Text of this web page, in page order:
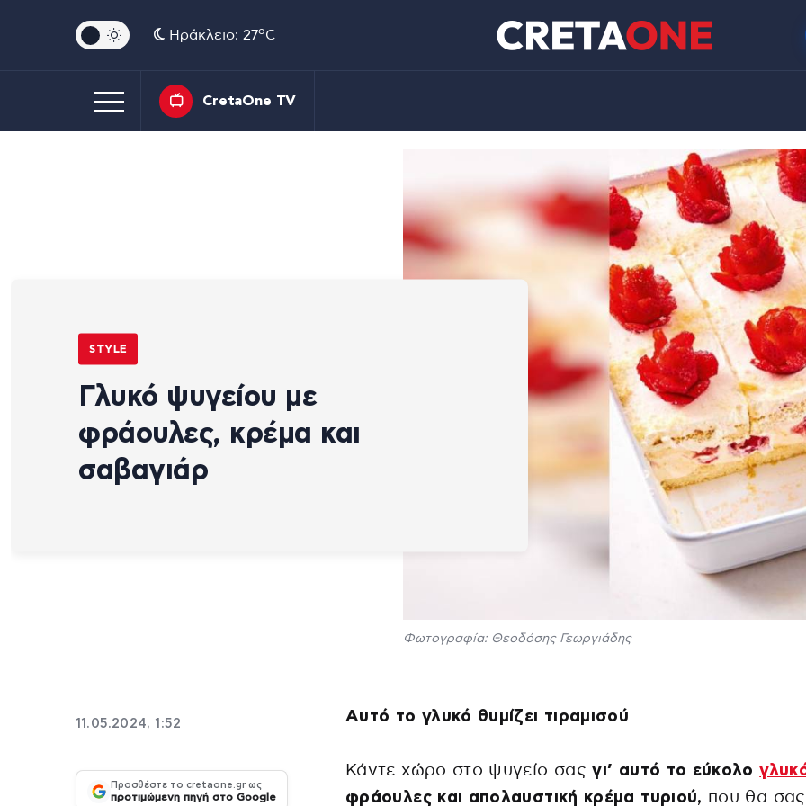
Ηράκλειο: 27oC
CretaOne TV
STYLE
Γλυκό ψυγείου με
φράουλες, κρέμα και
σαβαγιάρ
Φωτογραφία: Θεοδόσης Γεωργιάδης
11.05.2024, 1:52
Προσθέστε το cretaone.gr ως
προτιμώμενη πηγή στο Google
Aυτό το γλυκό θυμίζει τιραμισού
Κάντε χώρο στο ψυγείο σας γι’ αυτό το εύκολο
φράουλες και απολαυστική κρέμα τυριού, που θα σας